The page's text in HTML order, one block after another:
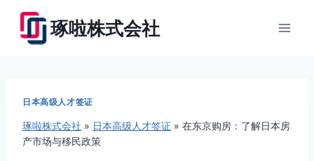
琢啦株式会社
日本高级人才签证
琢啦株式会社 » 日本高级人才签证 » 在东京购房：了解日本房
产市场与移民政策